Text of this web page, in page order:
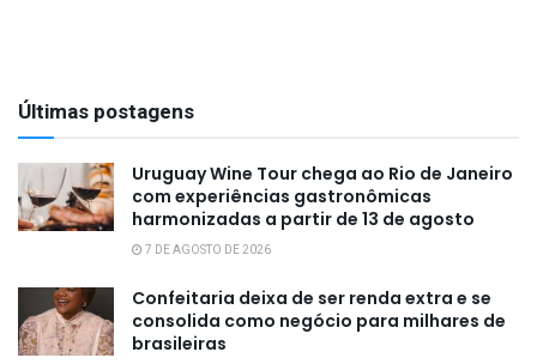
Últimas postagens
Uruguay Wine Tour chega ao Rio de Janeiro
com experiências gastronômicas
harmonizadas a partir de 13 de agosto
7 DE AGOSTO DE 2026
Confeitaria deixa de ser renda extra e se
consolida como negócio para milhares de
brasileiras